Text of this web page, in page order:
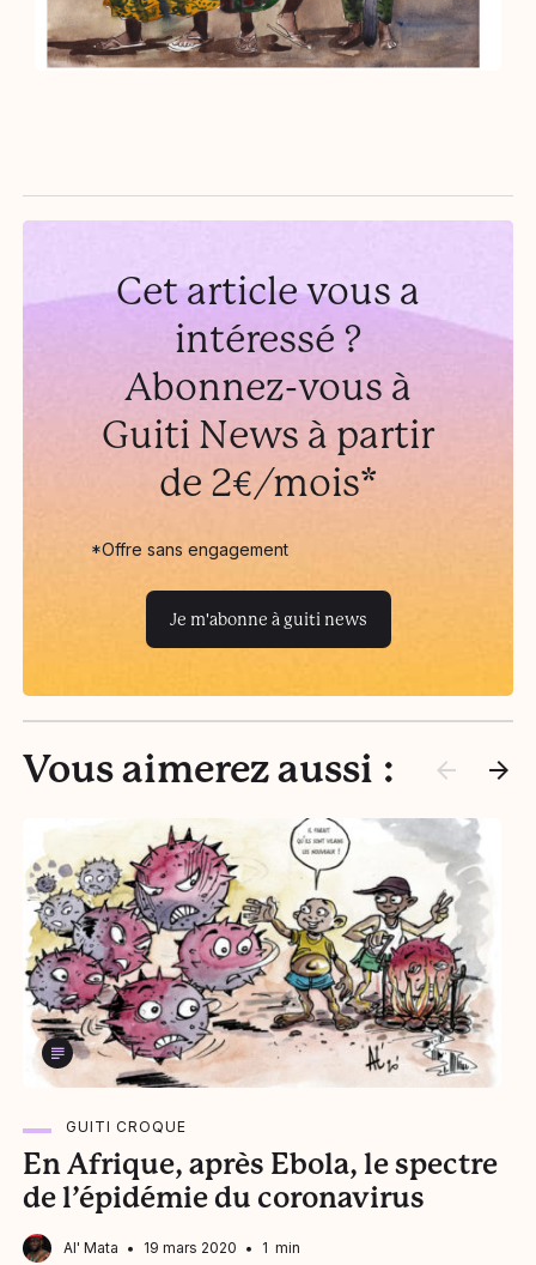
Cet article vous a
intéressé ?
Abonnez-vous à
Guiti News à partir
de 2€/mois*
*Offre sans engagement
Je m'abonne à guiti news
Vous aimerez aussi :
GUITI CROQUE
En Afrique, après Ebola, le spectre
de l’épidémie du coronavirus
Al' Mata 19 mars 2020 1 min